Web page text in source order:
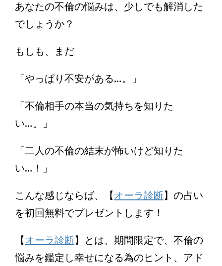
あなたの不倫の悩みは、少しでも解消した
でしょうか？
もしも、まだ
「やっぱり不安がある…。」
「不倫相手の本当の気持ちを知りた
い…。」
「二人の不倫の結末が怖いけど知りた
い…！」
こんな感じならば、【オーラ診断】の占い
を初回無料でプレゼントします！
【オーラ診断】とは、期間限定で、不倫の
悩みを鑑定し幸せになる為のヒント、アド